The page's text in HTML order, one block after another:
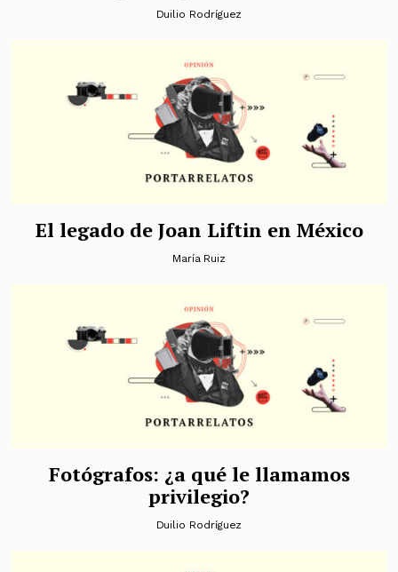
Duilio Rodríguez
El legado de Joan Liftin en México
María Ruiz
Fotógrafos: ¿a qué le llamamos
privilegio?
Duilio Rodríguez